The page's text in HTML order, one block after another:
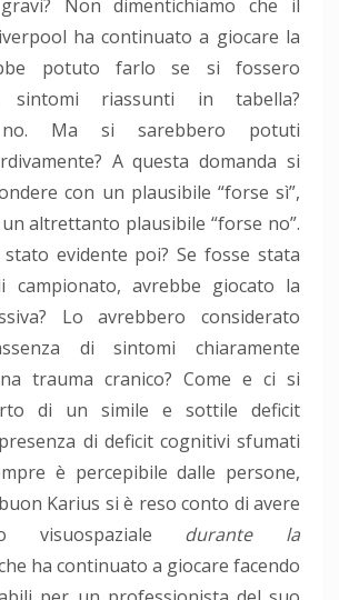
Non dimentichiamo che il
ha continuato a giocare la
potuto farlo se si fossero
riassunti in tabella?
no. Ma si sarebbero potuti
A questa domanda si
con un plausibile “forse sì”,
altrettanto plausibile “forse no”.
evidente poi? Se fosse stata
campionato, avrebbe giocato la
Lo avrebbero considerato
di sintomi chiaramente
trauma cranico? Come e ci si
di un simile e sottile deficit
di deficit cognitivi sfumati
è percepibile dalle persone,
Karius si è reso conto di avere
visuospaziale durante la
ha continuato a giocare facendo